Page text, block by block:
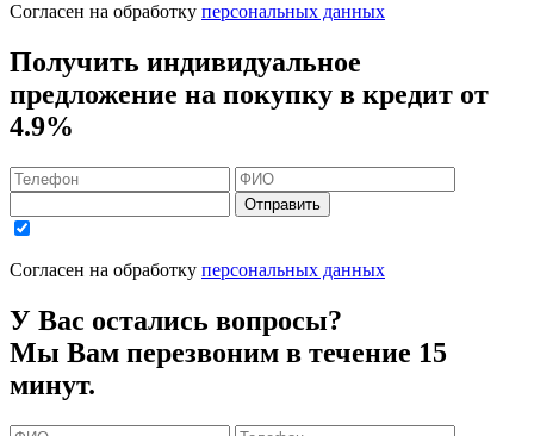
Согласен на обработку персональных данных
Получить индивидуальное
предложение на покупку в кредит от
4.9%
Отправить
Согласен на обработку персональных данных
У Вас остались вопросы?
Мы Вам перезвоним в течение 15
минут.